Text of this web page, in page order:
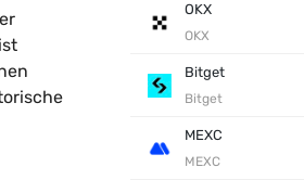
OKX
OKX
Bitget
Bitget
MEXC
MEXC